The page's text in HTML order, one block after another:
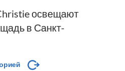
освещают
в Санкт-